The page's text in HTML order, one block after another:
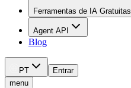
Ferramentas de IA Gratuitas
Agent API
Blog
PT
Entrar
menu